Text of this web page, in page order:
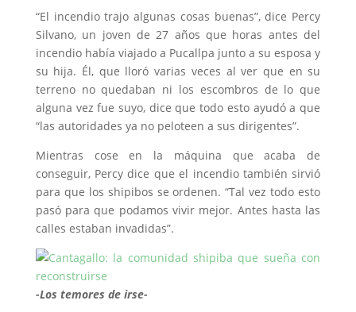
“El incendio trajo algunas cosas buenas”, dice Percy
Silvano, un joven de 27 años que horas antes del
incendio había viajado a Pucallpa junto a su esposa y
su hija. Él, que lloró varias veces al ver que en su
terreno no quedaban ni los escombros de lo que
alguna vez fue suyo, dice que todo esto ayudó a que
“las autoridades ya no peloteen a sus dirigentes”.
Mientras cose en la máquina que acaba de
conseguir, Percy dice que el incendio también sirvió
para que los shipibos se ordenen. “Tal vez todo esto
pasó para que podamos vivir mejor. Antes hasta las
calles estaban invadidas”.
-Los temores de irse-